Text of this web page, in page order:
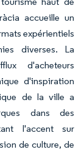
accueille un
expérientiels
diverses. La
d'acheteurs
d'inspiration
de la ville a
dans des
l'accent sur
de culture, de